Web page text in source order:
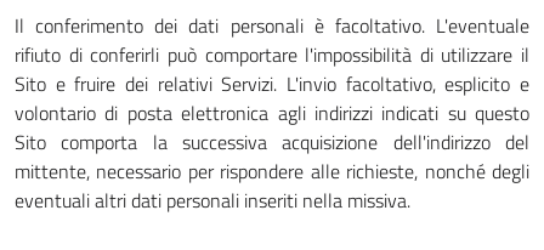
Il conferimento dei dati personali è facoltativo. L'eventuale
rifiuto di conferirli può comportare l'impossibilità di utilizzare il
Sito e fruire dei relativi Servizi. L'invio facoltativo, esplicito e
volontario di posta elettronica agli indirizzi indicati su questo
Sito comporta la successiva acquisizione dell'indirizzo del
mittente, necessario per rispondere alle richieste, nonché degli
eventuali altri dati personali inseriti nella missiva.